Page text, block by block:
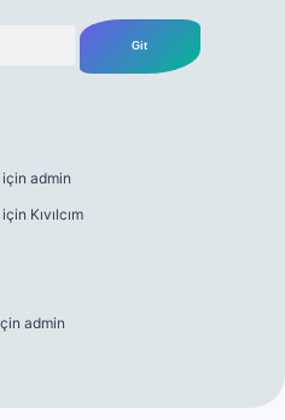
için admin
için Kıvılcım
admin